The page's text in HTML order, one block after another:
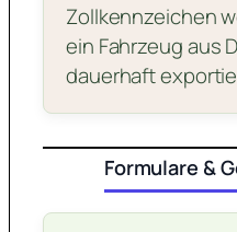
Zollkennzeichen
ein Fahrzeug aus
dauerhaft
Formulare &